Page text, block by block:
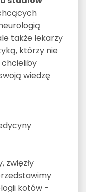
także lekarzy
którzy nie
chcieliby
wiedzę
zwięzły
kotów -